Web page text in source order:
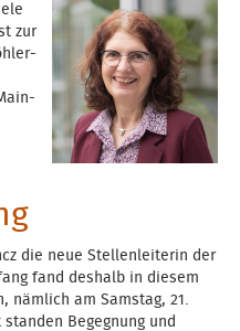
zur
von Frau Gerda
die neue Stellenleiterin der
fand deshalb in diesem
nämlich am Samstag, 21.
Begegnung und